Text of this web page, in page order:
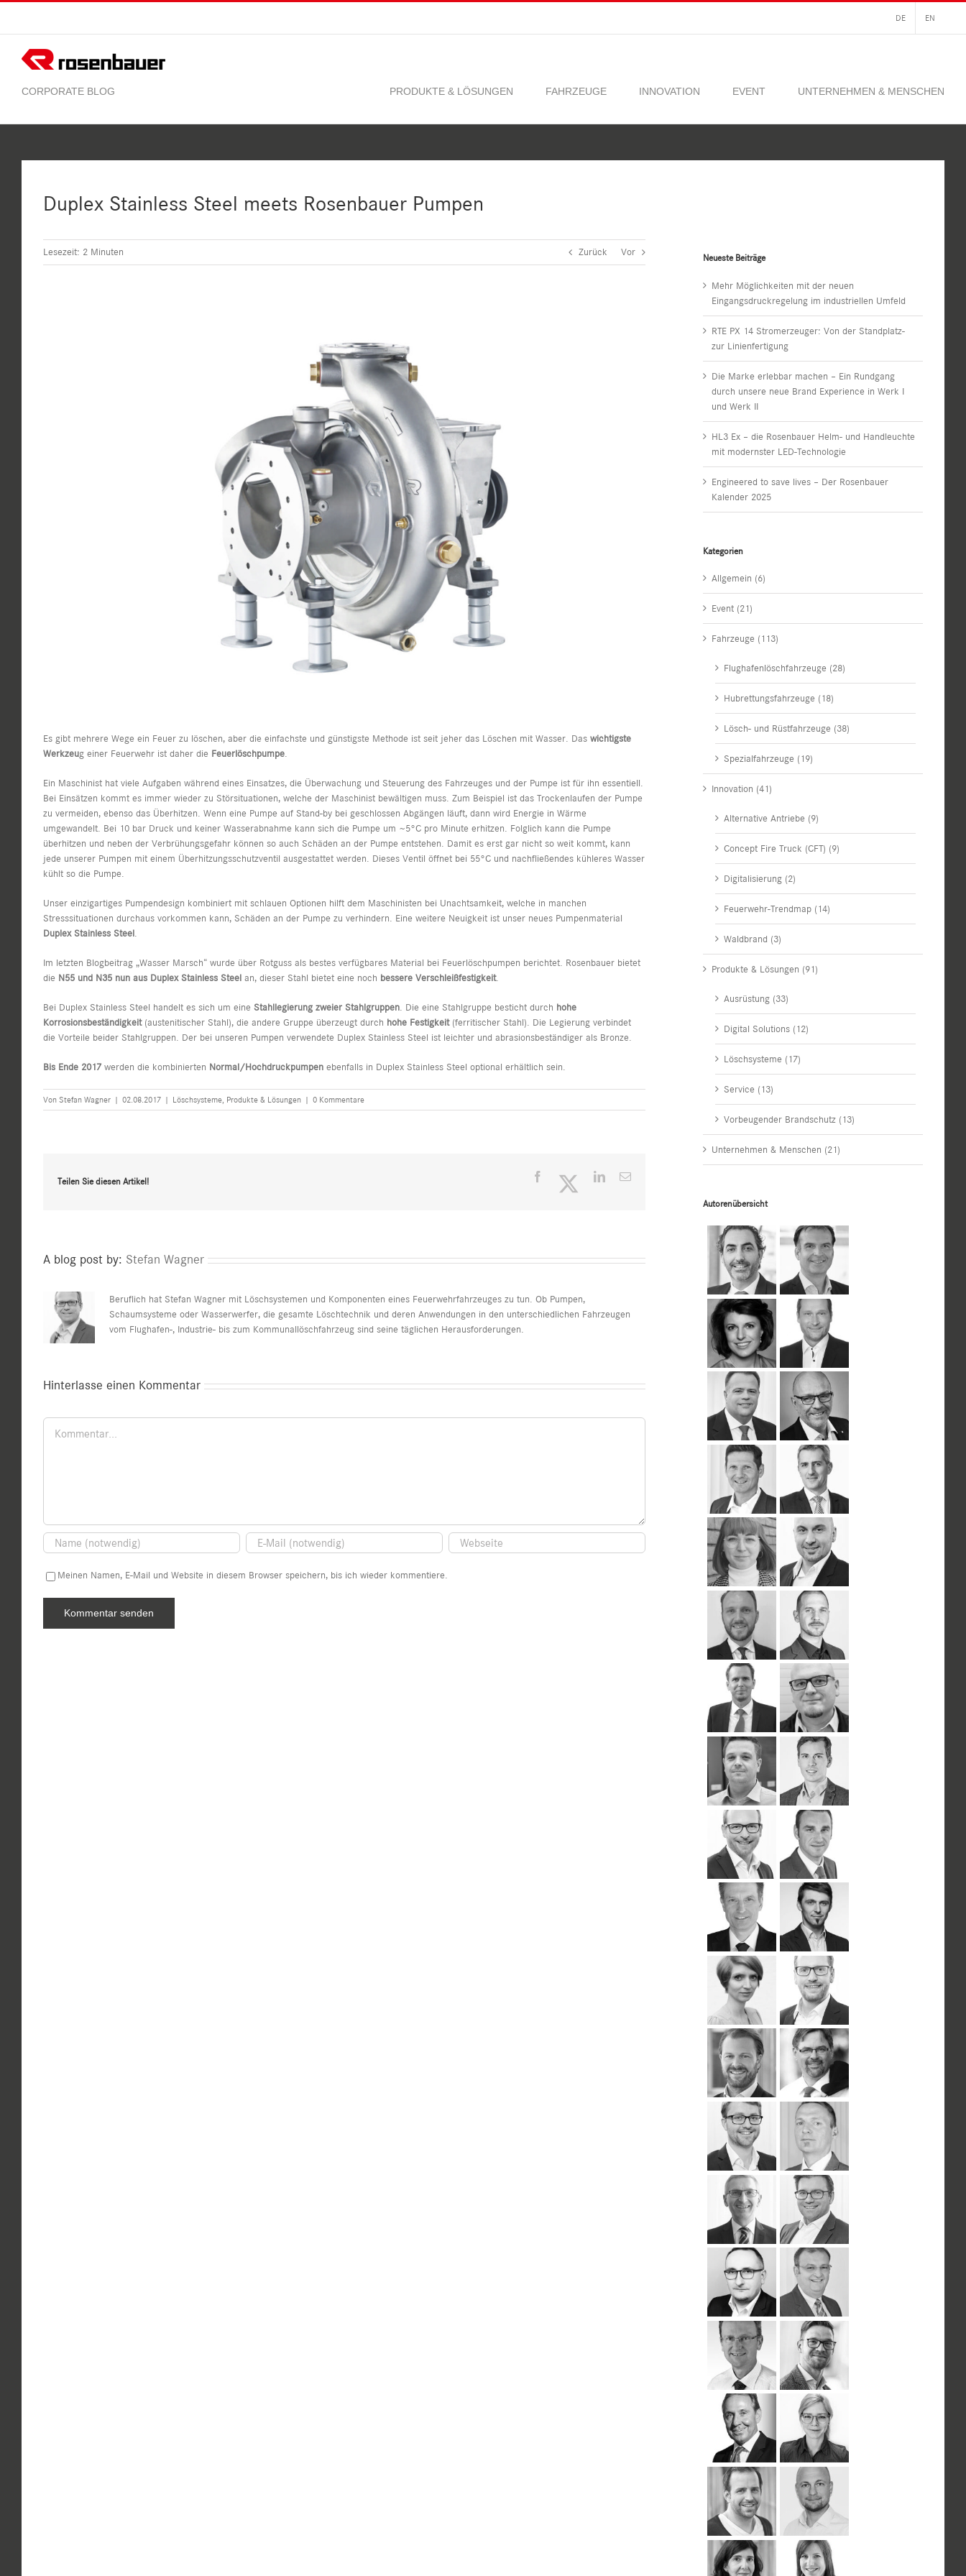
springen
DE EN
PRODUKTE & LÖSUNGEN FAHRZEUGE INNOVATION EVENT UNTERNEHMEN & MENSCHEN
Duplex Stainless Steel meets Rosenbauer Pumpen
Lesezeit: 2 Minuten Zurück Vor
Es gibt mehrere Wege ein Feuer zu löschen, aber die einfachste und günstigste Methode ist seit jeher das Löschen mit Wasser. Das wichtigste
Werkzeug einer Feuerwehr ist daher die Feuerlöschpumpe.
Ein Maschinist hat viele Aufgaben während eines Einsatzes, die Überwachung und Steuerung des Fahrzeuges und der Pumpe ist für ihn essentiell.
Bei Einsätzen kommt es immer wieder zu Störsituationen, welche der Maschinist bewältigen muss. Zum Beispiel ist das Trockenlaufen der Pumpe
zu vermeiden, ebenso das Überhitzen. Wenn eine Pumpe auf Stand-by bei geschlossen Abgängen läuft, dann wird Energie in Wärme
umgewandelt. Bei 10 bar Druck und keiner Wasserabnahme kann sich die Pumpe um ~5°C pro Minute erhitzen. Folglich kann die Pumpe
überhitzen und neben der Verbrühungsgefahr können so auch Schäden an der Pumpe entstehen. Damit es erst gar nicht so weit kommt, kann
jede unserer Pumpen mit einem Überhitzungsschutzventil ausgestattet werden. Dieses Ventil öffnet bei 55°C und nachfließendes kühleres Wasser
kühlt so die Pumpe.
Unser einzigartiges Pumpendesign kombiniert mit schlauen Optionen hilft dem Maschinisten bei Unachtsamkeit, welche in manchen
Stresssituationen durchaus vorkommen kann, Schäden an der Pumpe zu verhindern. Eine weitere Neuigkeit ist unser neues Pumpenmaterial
Duplex Stainless Steel.
Im letzten Blogbeitrag „Wasser Marsch“ wurde über Rotguss als bestes verfügbares Material bei Feuerlöschpumpen berichtet. Rosenbauer bietet
die N55 und N35 nun aus Duplex Stainless Steel an, dieser Stahl bietet eine noch bessere Verschleißfestigkeit.
Bei Duplex Stainless Steel handelt es sich um eine Stahllegierung zweier Stahlgruppen. Die eine Stahlgruppe besticht durch hohe
Korrosionsbeständigkeit(austenitischer Stahl), die andere Gruppe überzeugt durch hohe Festigkeit(ferritischer Stahl). Die Legierung verbindet
die Vorteile beider Stahlgruppen. Der bei unseren Pumpen verwendete Duplex Stainless Steel ist leichter und abrasionsbeständiger als Bronze.
Bis Ende 2017 werden die kombinierten Normal/Hochdruckpumpen ebenfalls in Duplex Stainless Steel optional erhältlich sein.
Von Stefan Wagner | 02.08.2017 | Löschsysteme, Produkte & Lösungen | 0 Kommentare
Teilen Sie diesen Artikel!
Facebook TwitterLinkedIn
E-
A blog post by: Stefan Wagner
Beruflich hat Stefan Wagner mit Löschsystemen und Komponenten eines Feuerwehrfahrzeuges zu tun. Ob Pumpen,
Schaumsysteme oder Wasserwerfer, die gesamte Löschtechnik und deren Anwendungen in den unterschiedlichen Fahrzeugen
vom Flughafen-, Industrie- bis zum Kommunallöschfahrzeug sind seine täglichen Herausforderungen.
Hinterlasse einen Kommentar
Kommentar
Meinen Namen, E-Mail und Website in diesem Browser speichern, bis ich wieder kommentiere.
Neueste Beiträge
Mehr Möglichkeiten mit der neuen
Eingangsdruckregelung im industriellen Umfeld
RTE PX 14 Stromerzeuger: Von der Standplatz-
zur Linienfertigung
Die Marke erlebbar machen – Ein Rundgang
durch unsere neue Brand Experience in Werk I
und Werk II
HL3 Ex – die Rosenbauer Helm- und Handleuchte
mit modernster LED-Technologie
Engineered to save lives – Der Rosenbauer
Kalender 2025
Kategorien
Allgemein (6)
Event (21)
Fahrzeuge (113)
Flughafenlöschfahrzeuge (28)
Hubrettungsfahrzeuge (18)
Lösch- und Rüstfahrzeuge (38)
Spezialfahrzeuge (19)
Innovation (41)
Alternative Antriebe (9)
Concept Fire Truck (CFT) (9)
Digitalisierung (2)
Feuerwehr-Trendmap (14)
Waldbrand (3)
Produkte & Lösungen (91)
Ausrüstung (33)
Digital Solutions (12)
Löschsysteme (17)
Service (13)
Vorbeugender Brandschutz (13)
Unternehmen & Menschen (21)
Autorenübersicht